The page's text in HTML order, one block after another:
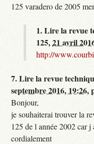
125 varadero de 2005
1.Lire la revue
125,21 avril
http://
7.Lire la revue
septembre 2016, 19:26,
Bonjour,
je souhaiterai trouver la
125 de l année 2002 car
cordialement